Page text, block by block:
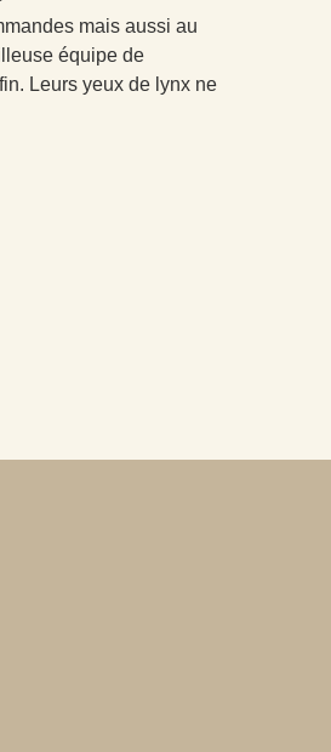
mais aussi au
équipe de
Leurs yeux de lynx ne